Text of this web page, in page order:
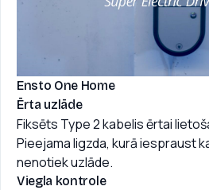
Ensto One Home
Ērta uzlāde
Fiksēts Type 2 kabelis ērtai
Pieejama ligzda, kurā iespraust
nenotiek uzlāde.
Viegla kontrole